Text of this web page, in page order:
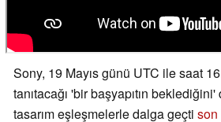
Sony, 19 Mayıs günü UTC ile saat
tanıtacağı 'bir başyapıtın
tasarım eşleşmelerle dalga geçti